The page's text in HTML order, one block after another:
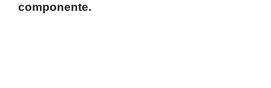
componente.